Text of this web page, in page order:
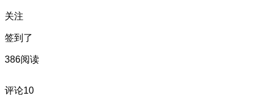
关注
签到了
386阅读
评论10